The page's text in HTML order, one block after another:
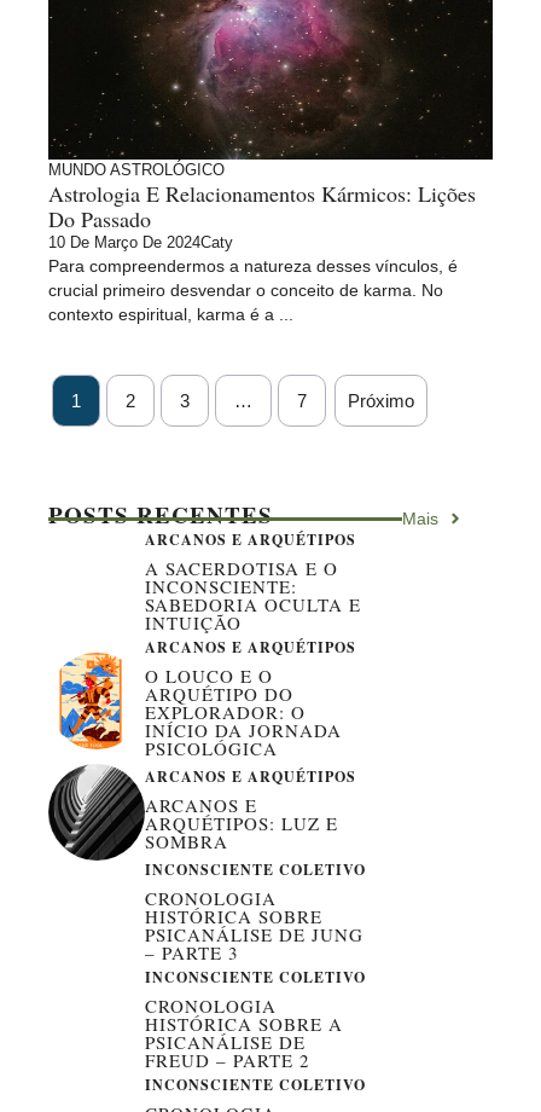
MUNDO ASTROLÓGICO
Astrologia E Relacionamentos Kármicos: Lições
Do Passado
10 De Março De 2024Caty
Para compreendermos a natureza desses vínculos, é
crucial primeiro desvendar o conceito de karma. No
contexto espiritual, karma é a ...
1 2 3 … 7 Próximo
POSTS RECENTES Mais
ARCANOS E ARQUÉTIPOS
A SACERDOTISA E O
INCONSCIENTE:
SABEDORIA OCULTA E
INTUIÇÃO
ARCANOS E ARQUÉTIPOS
O LOUCO E O
ARQUÉTIPO DO
EXPLORADOR: O
INÍCIO DA JORNADA
PSICOLÓGICA
ARCANOS E ARQUÉTIPOS
ARCANOS E
ARQUÉTIPOS: LUZ E
SOMBRA
INCONSCIENTE COLETIVO
CRONOLOGIA
HISTÓRICA SOBRE
PSICANÁLISE DE JUNG
– PARTE 3
INCONSCIENTE COLETIVO
CRONOLOGIA
HISTÓRICA SOBRE A
PSICANÁLISE DE
FREUD – PARTE 2
INCONSCIENTE COLETIVO